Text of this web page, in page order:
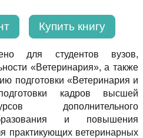
Купить книгу
для студентов вузов,
«Ветеринария», а также
подготовки «Ветеринария и
кадров высшей
дополнительного
и повышения
практикующих ветеринарных